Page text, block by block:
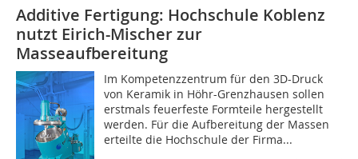
Additive Fertigung: Hochschule Koblenz
nutzt Eirich-Mischer zur
Masseaufbereitung
Im Kompetenzzentrum für den 3D-Druck
von Keramik in Höhr-Grenzhausen sollen
erstmals feuerfeste Formteile hergestellt
werden. Für die Aufbereitung der Massen
erteilte die Hochschule der Firma...